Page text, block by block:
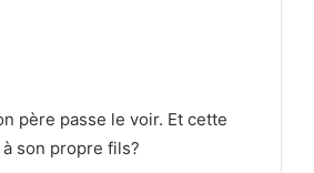
père passe le voir. Et cette
son propre fils?